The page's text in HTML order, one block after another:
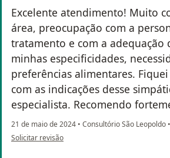
Excelente atendimento! Muito
área, preocupação com a
tratamento e com a adequação
minhas especificidades,
preferências alimentares.
com as indicações desse
especialista. Recomendo
21 de maio de 2024 • Consultório São Leopoldo •
na opinião do utilizador Stefanie Merker Moreira
Solicitar revisão